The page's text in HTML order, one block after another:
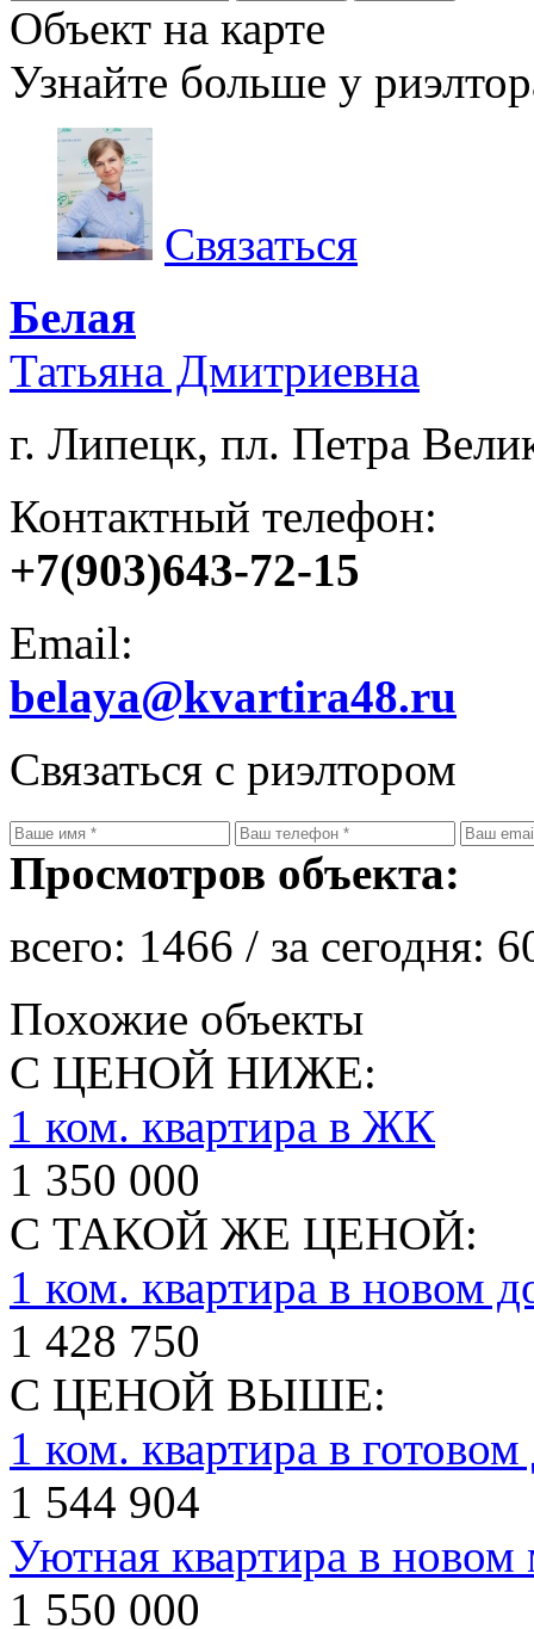
Объект на карте
Узнайте больше у
Связаться
Белая
Татьяна Дмитриевна
г. Липецк, пл. Петра
Контактный телефон:
+7(903)643-72-15
Email:
belaya@kvartira48.ru
Связаться с риэлтором
Просмотров объекта:
всего: 1466 / за сегодня:
Похожие объекты
С ЦЕНОЙ НИЖЕ:
1 ком. квартира в ЖК
1 350 000
С ТАКОЙ ЖЕ ЦЕНОЙ:
1 ком. квартира в новом
1 428 750
С ЦЕНОЙ ВЫШЕ:
1 ком. квартира в
1 544 904
Уютная квартира в
1 550 000